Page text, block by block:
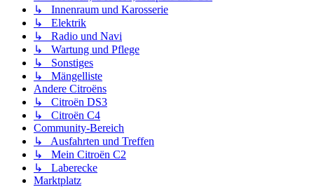
↳ Innenraum und Karosserie
↳ Elektrik
↳ Radio und Navi
↳ Wartung und Pflege
↳ Sonstiges
↳ Mängelliste
Andere Citroëns
↳ Citroën DS3
↳ Citroën C4
Community-Bereich
↳ Ausfahrten und Treffen
↳ Mein Citroën C2
↳ Laberecke
Marktplatz